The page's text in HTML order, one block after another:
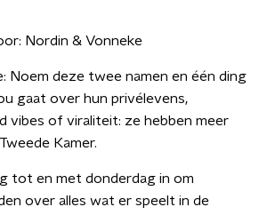
Nordin & Vonneke
Noem deze twee namen en één ding
gaat over hun privélevens,
vibes of viraliteit: ze hebben meer
Kamer.
tot en met donderdag in om
over alles wat er speelt in de